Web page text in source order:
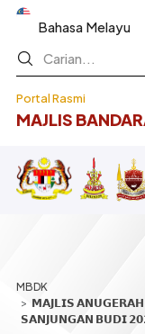
Langkau ke
Portal Rasmi
MAJLIS
Select your
𝗠𝗔𝗝𝗟𝗜𝗦
𝗦𝗔𝗡𝗝𝗨𝗡𝗚𝗔𝗡 𝗕𝗨𝗗𝗜